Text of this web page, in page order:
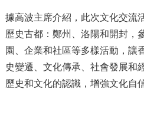
據高波主席介紹，此次文化交流
歷史古都：鄭州、洛陽和開封，
園、企業和社區等多樣活動，讓
史變遷、文化傳承、社會發展和
歷史和文化的認識，增強文化自